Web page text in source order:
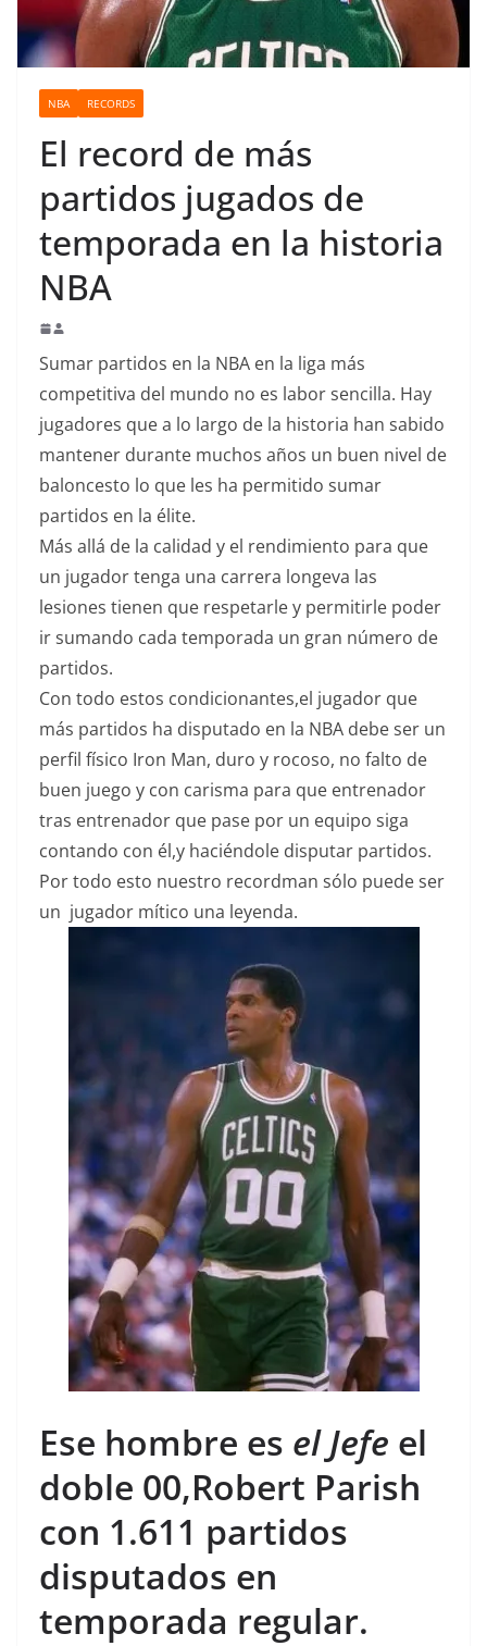
NBA RECORDS
El record de más
partidos jugados de
temporada en la historia
NBA
Sumar partidos en la NBA en la liga más
competitiva del mundo no es labor sencilla. Hay
jugadores que a lo largo de la historia han sabido
mantener durante muchos años un buen nivel de
baloncesto lo que les ha permitido sumar
partidos en la élite.
Más allá de la calidad y el rendimiento para que
un jugador tenga una carrera longeva las
lesiones tienen que respetarle y permitirle poder
ir sumando cada temporada un gran número de
partidos.
Con todo estos condicionantes,el jugador que
más partidos ha disputado en la NBA debe ser un
perfil físico Iron Man, duro y rocoso, no falto de
buen juego y con carisma para que entrenador
tras entrenador que pase por un equipo siga
contando con él,y haciéndole disputar partidos.
Por todo esto nuestro recordman sólo puede ser
un jugador mítico una leyenda.
Ese hombre es el Jefe el
doble 00,Robert Parish
con 1.611 partidos
disputados en
temporada regular.